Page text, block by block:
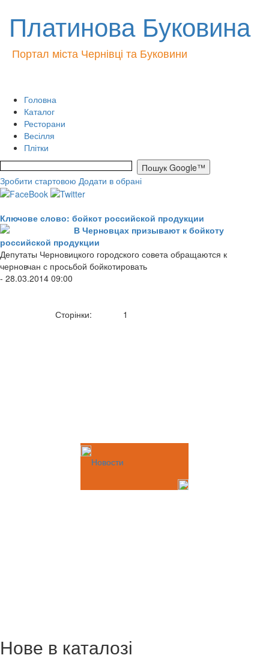
Платинова Буковина
Портал міста Чернівці та Буковини
Головна
Каталог
Ресторани
Весілля
Плітки
Зробити стартовою Додати в обрані
Ключове слово: бойкот российской продукции
В Черновцах призывают к бойкоту
российской продукции
Депутаты Черновицкого городского совета обращаются к
черновчан с просьбой бойкотировать
- 28.03.2014 09:00
Сторінки: 1
Новости
Нове в каталозі